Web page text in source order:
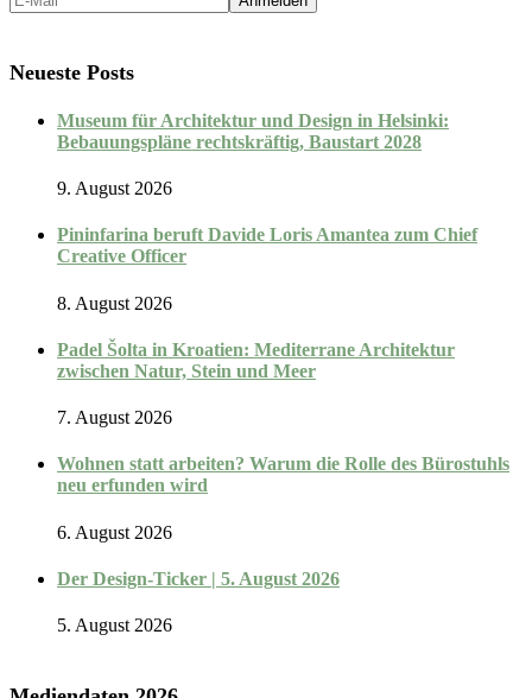
Neueste Posts
Museum für Architektur und Design in Helsinki:
Bebauungspläne rechtskräftig, Baustart 2028
9. August 2026
Pininfarina beruft Davide Loris Amantea zum Chief
Creative Officer
8. August 2026
Padel Šolta in Kroatien: Mediterrane Architektur
zwischen Natur, Stein und Meer
7. August 2026
Wohnen statt arbeiten? Warum die Rolle des Bürostuhls
neu erfunden wird
6. August 2026
Der Design-Ticker | 5. August 2026
5. August 2026